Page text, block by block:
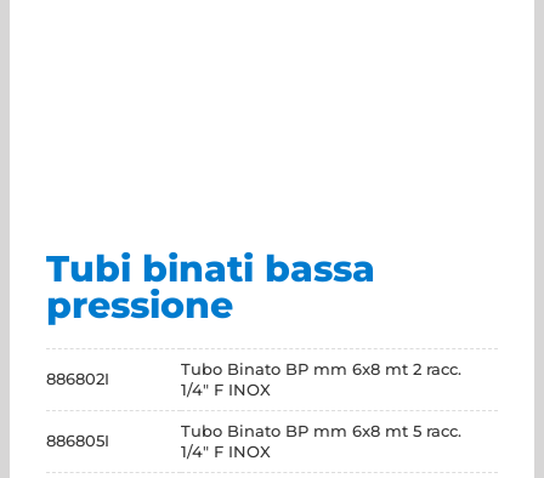
Tubi binati bassa
pressione
886802I
Tubo Binato BP mm 6x8 mt 2 racc.
1/4" F INOX
886805I
Tubo Binato BP mm 6x8 mt 5 racc.
1/4" F INOX